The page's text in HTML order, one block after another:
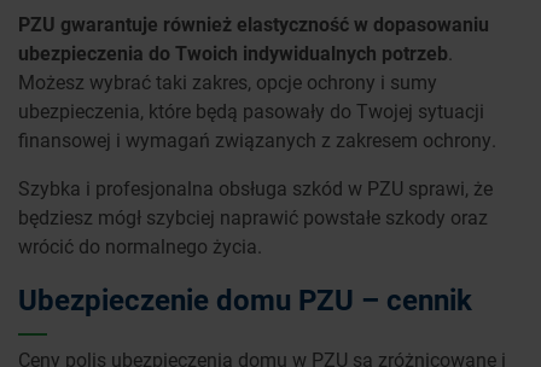
PZU gwarantuje również elastyczność w dopasowaniu
ubezpieczenia do Twoich indywidualnych potrzeb
Możesz wybrać taki zakres, opcje ochrony i sumy
ubezpieczenia, które będą pasowały do Twojej sytuacji
finansowej i wymagań związanych z zakresem ochrony.
Szybka i profesjonalna obsługa szkód w PZU sprawi, że
będziesz mógł szybciej naprawić powstałe szkody oraz
wrócić do normalnego życia.
Ubezpieczenie domu PZU – cennik
Ceny polis ubezpieczenia domu w PZU są zróżnicowane i